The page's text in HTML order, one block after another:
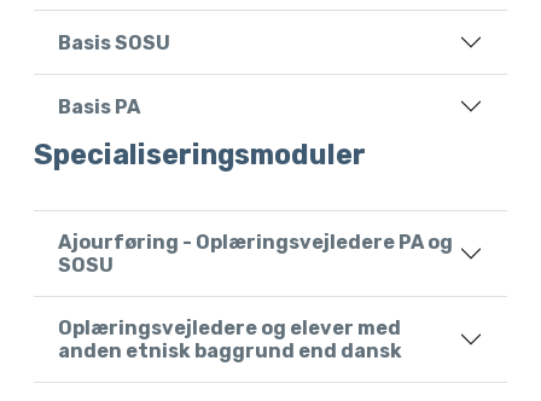
Basis SOSU
Basis PA
Specialiseringsmoduler
Ajourføring - Oplæringsvejledere PA og
SOSU
Oplæringsvejledere og elever med
anden etnisk baggrund end dansk